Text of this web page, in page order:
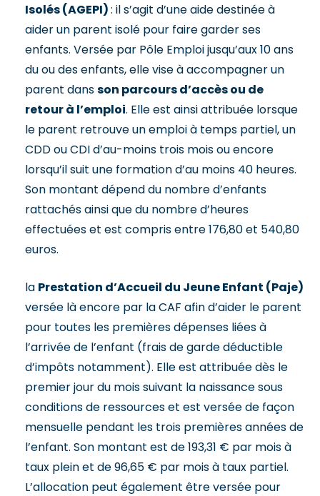
Isolés (AGEPI): il s’agit d’une aide destinée à
aider un parent isolé pour faire garder ses
enfants. Versée par Pôle Emploi jusqu’aux 10 ans
du ou des enfants, elle vise à accompagner un
parent dansson parcours d’accès ou de
retour à l’emploi. Elle est ainsi attribuée lorsque
le parent retrouve un emploi à temps partiel, un
CDD ou CDI d’au-moins trois mois ou encore
lorsqu’il suit une formation d’au moins 40 heures.
Son montant dépend du nombre d’enfants
rattachés ainsi que du nombre d’heures
effectuées et est compris entre 176,80 et 540,80
euros.
la Prestation d’Accueil du Jeune Enfant (Paje)
versée là encore par la CAF afin d’aider le parent
pour toutes les premières dépenses liées à
l’arrivée de l’enfant (frais de garde déductible
d’impôts notamment). Elle est attribuée dès le
premier jour du mois suivant la naissance sous
conditions de ressources et est versée de façon
mensuelle pendant les trois premières années de
l’enfant. Son montant est de 193,31 € par mois à
taux plein et de 96,65 € par mois à taux partiel.
L’allocation peut également être versée pour